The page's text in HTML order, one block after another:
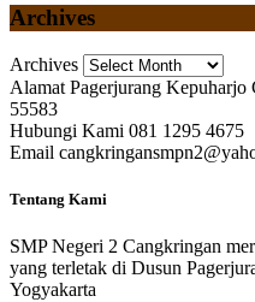
Archives
Archives
Alamat Pagerjurang Kepuharjo
55583
Hubungi Kami 081 1295 4675
Email
Tentang Kami
SMP Negeri 2 Cangkringan
yang terletak di Dusun
Yogyakarta